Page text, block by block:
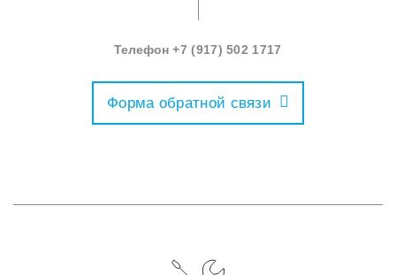
Телефон+7 (917) 502 1717
Форма обратной связи